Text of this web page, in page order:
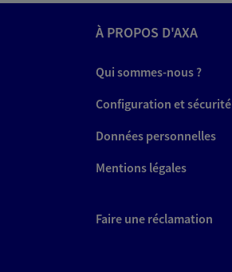
À PROPOS D'AXA
Qui sommes-nous ?
Configuration et sécurité
Données personnelles
Mentions légales
Faire une réclamation